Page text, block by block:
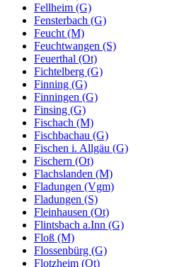
Fellheim (G)
Fensterbach (G)
Feucht (M)
Feuchtwangen (S)
Feuerthal (Ot)
Fichtelberg (G)
Finning (G)
Finningen (G)
Finsing (G)
Fischach (M)
Fischbachau (G)
Fischen i. Allgäu (G)
Fischern (Ot)
Flachslanden (M)
Fladungen (Vgm)
Fladungen (S)
Fleinhausen (Ot)
Flintsbach a.Inn (G)
Floß (M)
Flossenbürg (G)
Flotzheim (Ot)